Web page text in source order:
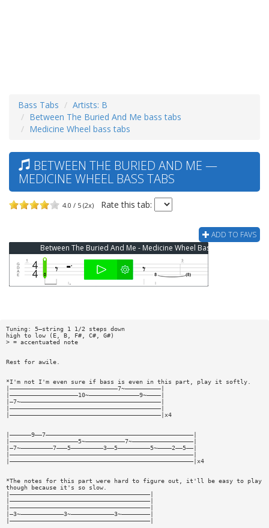
Bass Tabs
Artists: B
Between The Buried And Me bass tabs
Medicine Wheel bass tabs
BETWEEN THE BURIED AND ME —
MEDICINE WHEEL BASS TABS
4.0 / 5 (2x) Rate this tab:
ADD TO FAVS
Between The Buried And Me - Medicine Wheel Bass Tab
Tuning: 5—string 1 1/2 steps down
high to low (E, B, F#, C#, G#)
> = accentuated note
Rest for awile.
*I'm not I'm even sure if bass is even in this part, play it softly.
|——————————————————————————————7~——————————|
|———————————————————10~——————————————9~————|
|—7~———————————————————————————————————————|
|——————————————————————————————————————————|
|——————————————————————————————————————————|x4
|——————9——7—————————————————————————————————————————|
|———————————————————5~———————————7~—————————————————|
|—7~—————————7———5—————————3——5—————————5~————2——5——|
|———————————————————————————————————————————————————|
|———————————————————————————————————————————————————|x4
*The notes for this part were hard to figure out, it'll be easy to play
though because it's so slow.
|———————————————————————————————————————|
|———————————————————————————————————————|
|———————————————————————————————————————|
|—3~————————————3~————————————3~————————|
|———————————————————————————————————————|